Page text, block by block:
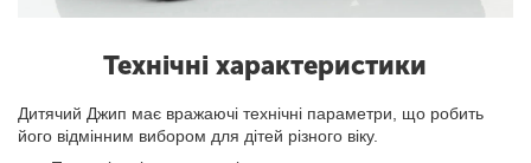
Технічні характеристики
Дитячий Джип має вражаючі технічні параметри, що робить
його відмінним вибором для дітей різного віку.